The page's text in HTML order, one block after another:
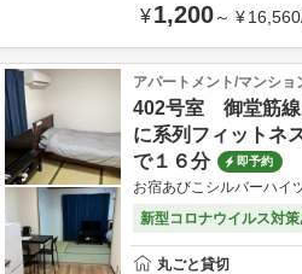
¥1,200～ ¥16,560
アパートメント/マンショ
402号室 御堂筋
に系列フィットネ
で１６分
即予約
お宿あびこシルバーハイ
新型コロナウイルス対策
丸ごと貸切